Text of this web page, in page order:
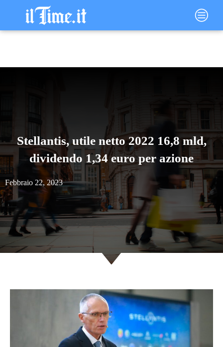
contenuto
Main
Menu
Stellantis, utile netto 2022 16,8 mld,
dividendo 1,34 euro per azione
Febbraio 22, 2023